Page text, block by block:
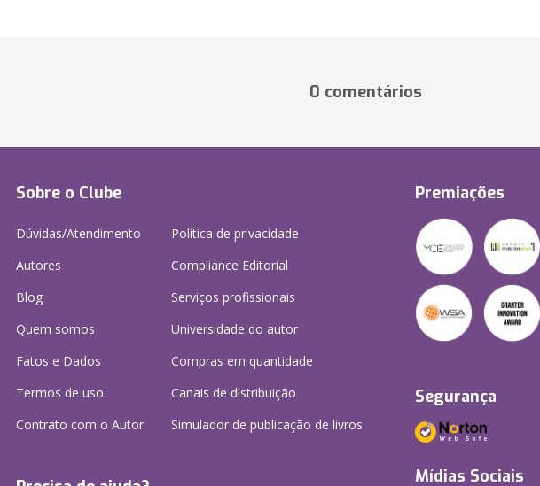
0 comentários
Sobre o Clube
Dúvidas/Atendimento
Autores
Blog
Quem somos
Fatos e Dados
Termos de uso
Contrato com o Autor
Política de privacidade
Compliance Editorial
Serviços profissionais
Universidade do autor
Compras em quantidade
Canais de distribuição
Simulador de publicação de livros
Premiações
Segurança
Mídias Sociais